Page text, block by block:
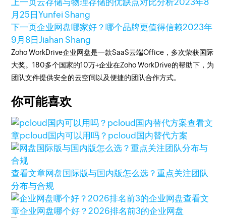
上一页 云存储与物理存储的优缺点对比分析2023年8
月25日Yunfei Shang
下一页企业网盘哪家好？哪个品牌更值得信赖2023年
9月8日Jiahan Shang
Zoho WorkDrive企业网盘是一款SaaS云端Office，多次荣获国际
大奖。180多个国家的10万+企业在Zoho WorkDrive的帮助下，为
团队文件提供安全的云空间以及便捷的团队合作方式。
你可能喜欢
查看文
章pcloud国内可以用吗？pcloud国内替代方案
查看文章网盘国际版与国内版怎么选？重点关注团队
分布与合规
查看文
章企业网盘哪个好？2026排名前3的企业网盘